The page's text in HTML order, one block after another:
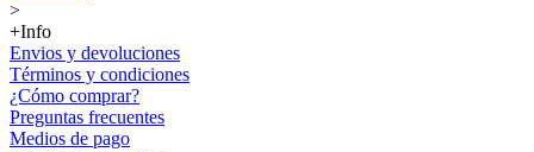
>
+Info
Envios y devoluciones
Términos y condiciones
¿Cómo comprar?
Preguntas frecuentes
Medios de pago